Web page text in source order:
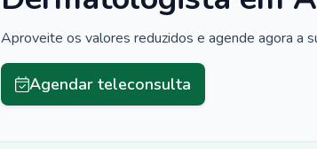
Aproveite os valores reduzidos e agende agora a
Agendar teleconsulta